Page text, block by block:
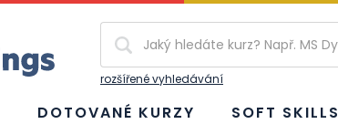
rozšířené vyhledávání
DOTOVANÉ KURZY SOFT SKILLS